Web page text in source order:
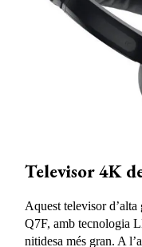
Televisor 4K
Aquest televisor
Q7F, amb tecnologia
nitidesa més gran. A